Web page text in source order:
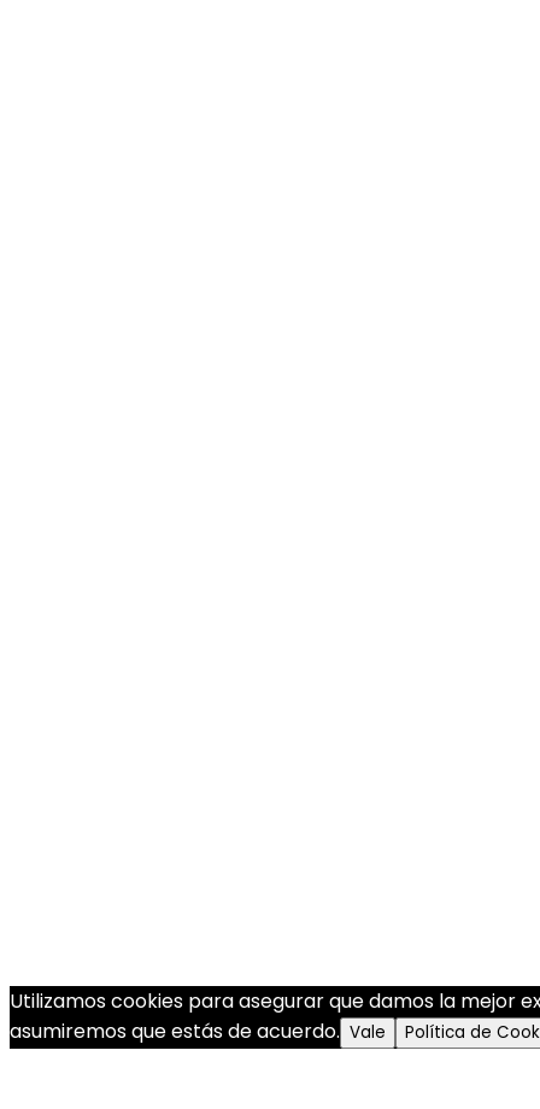
Utilizamos cookies para asegurar que damos la mejor
asumiremos que estás de acuerdo. Vale Política de